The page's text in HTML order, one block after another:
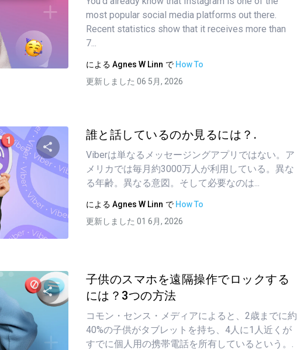
この記事を共有する
ツイッター
most popular social media platforms out there.
Recent statistics show that it receives more than
7...
による Agnes W Linn で How To
更新しました 06 5月, 2026
この記事を共有する
ツイッター フェイスブック リンクをコピーする
誰と話しているのか見るには？.
Viberは単なるメッセージングアプリではない。ア
メリカでは毎月約3000万人が利用している。異な
る年齢。異なる意図。そして必要なのは...
による Agnes W Linn で How To
更新しました 01 6月, 2026
この記事を共有する
子供のスマホを遠隔操作でロックする
には？3つの方法
コモン・センス・メディアによると、2歳までに約
40%の子供がタブレットを持ち、4人に1人近くが
すでに個人用の携帯電話を所有しているという。.